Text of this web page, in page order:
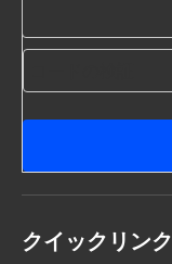
クイックリンク